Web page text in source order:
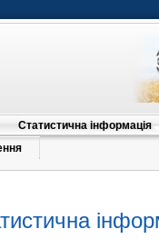
Статистична інформація